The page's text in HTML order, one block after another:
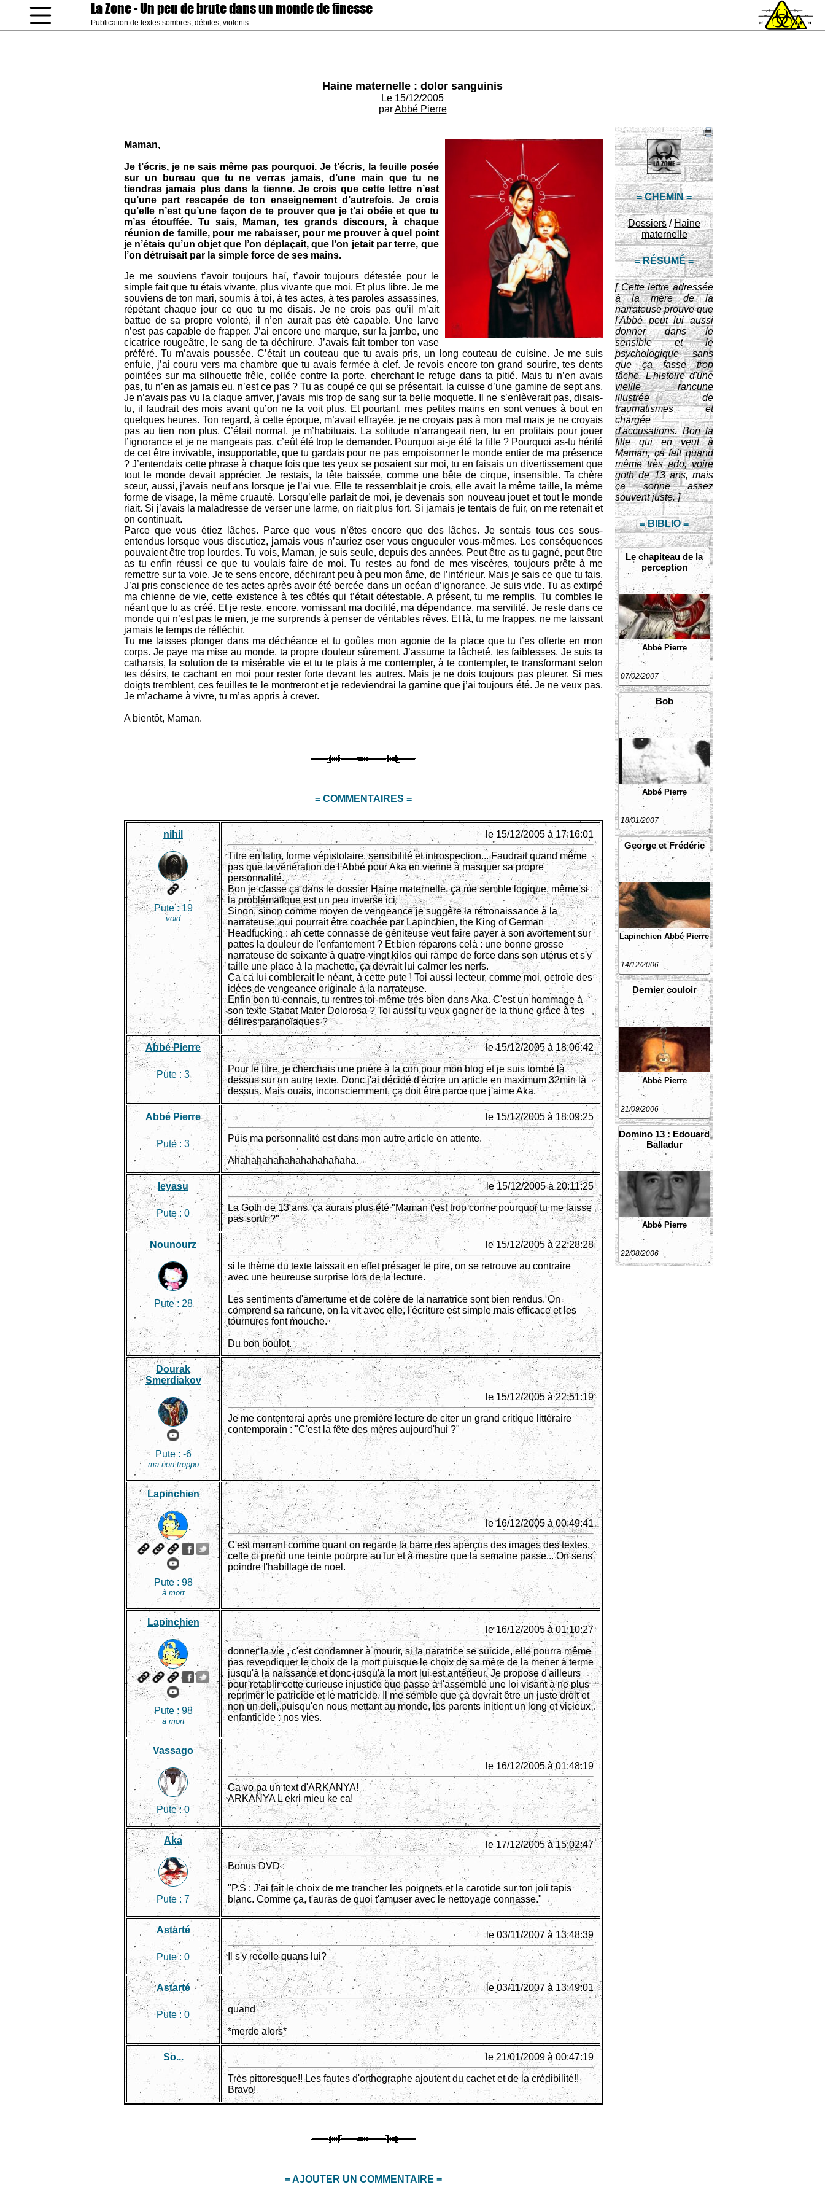
La Zone- Un peu de brute dans un monde de finesse
Publication de textes sombres, débiles, violents.
Haine maternelle : dolor sanguinis
Le 15/12/2005
parAbbé Pierre
= CHEMIN =
Dossiers /Haine
maternelle
= RÉSUMÉ =
[ Cette lettre adressée
à la mère de la
narrateuse prouve que
l'Abbé peut lui aussi
donner dans le
sensible et le
psychologique sans
que ça fasse trop
tâche. L'histoire d'une
vieille rancune
illustrée de
traumatismes et
chargée
d'accusations. Bon la
fille qui en veut à
Maman, ça fait quand
même très ado, voire
goth de 13 ans, mais
ça sonne assez
souvent juste. ]
= BIBLIO =
Le chapiteau de la
perception
Abbé Pierre
07/02/2007
Bob
Abbé Pierre
18/01/2007
George et Frédéric
Lapinchien Abbé Pierre
14/12/2006
Dernier couloir
Abbé Pierre
21/09/2006
Domino 13 : Edouard
Balladur
Abbé Pierre
22/08/2006
Maman,
Je t’écris, je ne sais même pas pourquoi. Je t’écris, la feuille posée
sur un bureau que tu ne verras jamais, d’une main que tu ne
tiendras jamais plus dans la tienne. Je crois que cette lettre n’est
qu’une part rescapée de ton enseignement d’autrefois. Je crois
qu’elle n’est qu’une façon de te prouver que je t’ai obéie et que tu
m’as étouffée. Tu sais, Maman, tes grands discours, à chaque
réunion de famille, pour me rabaisser, pour me prouver à quel point
je n’étais qu’un objet que l’on déplaçait, que l’on jetait par terre, que
l’on détruisait par la simple force de ses mains.
Je me souviens t’avoir toujours haï, t’avoir toujours détestée pour le
simple fait que tu étais vivante, plus vivante que moi. Et plus libre. Je me
souviens de ton mari, soumis à toi, à tes actes, à tes paroles assassines,
répétant chaque jour ce que tu me disais. Je ne crois pas qu’il m’ait
battue de sa propre volonté, il n’en aurait pas été capable. Une larve
n’est pas capable de frapper. J’ai encore une marque, sur la jambe, une
cicatrice rougeâtre, le sang de ta déchirure. J’avais fait tomber ton vase
préféré. Tu m’avais poussée. C’était un couteau que tu avais pris, un long couteau de cuisine. Je me suis
enfuie, j’ai couru vers ma chambre que tu avais fermée à clef. Je revois encore ton grand sourire, tes dents
pointées sur ma silhouette frêle, collée contre la porte, cherchant le refuge dans ta pitié. Mais tu n’en avais
pas, tu n’en as jamais eu, n’est ce pas ? Tu as coupé ce qui se présentait, la cuisse d’une gamine de sept ans.
Je n’avais pas vu la claque arriver, j’avais mis trop de sang sur ta belle moquette. Il ne s’enlèverait pas, disais-
tu, il faudrait des mois avant qu’on ne la voit plus. Et pourtant, mes petites mains en sont venues à bout en
quelques heures. Ton regard, à cette époque, m’avait effrayée, je ne croyais pas à mon mal mais je ne croyais
pas au tien non plus. C’était normal, je m’habituais. La solitude n’arrangeait rien, tu en profitais pour jouer
l’ignorance et je ne mangeais pas, c’eût été trop te demander. Pourquoi ai-je été ta fille ? Pourquoi as-tu hérité
de cet être invivable, insupportable, que tu gardais pour ne pas empoisonner le monde entier de ma présence
? J’entendais cette phrase à chaque fois que tes yeux se posaient sur moi, tu en faisais un divertissement que
tout le monde devait apprécier. Je restais, la tête baissée, comme une bête de cirque, insensible. Ta chère
sœur, aussi, j’avais neuf ans lorsque je l’ai vue. Elle te ressemblait je crois, elle avait la même taille, la même
forme de visage, la même cruauté. Lorsqu’elle parlait de moi, je devenais son nouveau jouet et tout le monde
riait. Si j’avais la maladresse de verser une larme, on riait plus fort. Si jamais je tentais de fuir, on me retenait et
on continuait.
Parce que vous étiez lâches. Parce que vous n’êtes encore que des lâches. Je sentais tous ces sous-
entendus lorsque vous discutiez, jamais vous n’auriez oser vous engueuler vous-mêmes. Les conséquences
pouvaient être trop lourdes. Tu vois, Maman, je suis seule, depuis des années. Peut être as tu gagné, peut être
as tu enfin réussi ce que tu voulais faire de moi. Tu restes au fond de mes viscères, toujours prête à me
remettre sur ta voie. Je te sens encore, déchirant peu à peu mon âme, de l’intérieur. Mais je sais ce que tu fais.
J’ai pris conscience de tes actes après avoir été bercée dans un océan d’ignorance. Je suis vide. Tu as extirpé
ma chienne de vie, cette existence à tes côtés qui t’était détestable. A présent, tu me remplis. Tu combles le
néant que tu as créé. Et je reste, encore, vomissant ma docilité, ma dépendance, ma servilité. Je reste dans ce
monde qui n’est pas le mien, je me surprends à penser de véritables rêves. Et là, tu me frappes, ne me laissant
jamais le temps de réfléchir.
Tu me laisses plonger dans ma déchéance et tu goûtes mon agonie de la place que tu t’es offerte en mon
corps. Je paye ma mise au monde, ta propre douleur sûrement. J’assume ta lâcheté, tes faiblesses. Je suis ta
catharsis, la solution de ta misérable vie et tu te plais à me contempler, à te contempler, te transformant selon
tes désirs, te cachant en moi pour rester forte devant les autres. Mais je ne dois toujours pas pleurer. Si mes
doigts tremblent, ces feuilles te le montreront et je redeviendrai la gamine que j’ai toujours été. Je ne veux pas.
Je m’acharne à vivre, tu m’as appris à crever.
A bientôt, Maman.
= COMMENTAIRES =
nihil
Pute :19
void
le 15/12/2005 à 17:16:01
Titre en latin, forme vépistolaire, sensibilité et introspection... Faudrait quand même
pas que la vénération de l'Abbé pour Aka en vienne à masquer sa propre
personnalité.
Bon je classe ça dans le dossier Haine maternelle, ça me semble logique, même si
la problématique est un peu inverse ici.
Sinon, sinon comme moyen de vengeance je suggère la rétronaissance à la
narrateuse, qui pourrait être coachée par Lapinchien, the King of German
Headfucking : ah cette connasse de géniteuse veut faire payer à son avortement sur
pattes la douleur de l'enfantement ? Et bien réparons celà : une bonne grosse
narrateuse de soixante à quatre-vingt kilos qui rampe de force dans son utérus et s'y
taille une place à la machette, ça devrait lui calmer les nerfs.
Ca ca lui comblerait le néant, à cette pute ! Toi aussi lecteur, comme moi, octroie des
idées de vengeance originale à la narrateuse.
Enfin bon tu connais, tu rentres toi-même très bien dans Aka. C'est un hommage à
son texte Stabat Mater Dolorosa ? Toi aussi tu veux gagner de la thune grâce à tes
délires paranoïaques ?
Abbé Pierre
Pute : 3
le 15/12/2005 à 18:06:42
Pour le titre, je cherchais une prière à la con pour mon blog et je suis tombé là
dessus sur un autre texte. Donc j'ai décidé d'écrire un article en maximum 32min là
dessus. Mais ouais, inconsciemment, ça doit être parce que j'aime Aka.
Abbé Pierre
Pute : 3
le 15/12/2005 à 18:09:25
Puis ma personnalité est dans mon autre article en attente.
Ahahahahahahahahahahaha.
Ieyasu
Pute : 0
le 15/12/2005 à 20:11:25
La Goth de 13 ans, ça aurais plus été "Maman t'est trop conne pourquoi tu me laisse
pas sortir ?"
Nounourz
Pute : 28
le 15/12/2005 à 22:28:28
si le thème du texte laissait en effet présager le pire, on se retrouve au contraire
avec une heureuse surprise lors de la lecture.
Les sentiments d'amertume et de colère de la narratrice sont bien rendus. On
comprend sa rancune, on la vit avec elle, l'écriture est simple mais efficace et les
tournures font mouche.
Du bon boulot.
Dourak
Smerdiakov
Pute : -6
ma non troppo
le 15/12/2005 à 22:51:19
Je me contenterai après une première lecture de citer un grand critique littéraire
contemporain : "C'est la fête des mères aujourd'hui ?"
Lapinchien
Pute : 98
à mort
le 16/12/2005 à 00:49:41
C'est marrant comme quant on regarde la barre des aperçus des images des textes,
celle ci prend une teinte pourpre au fur et à mesure que la semaine passe... On sens
poindre l'habillage de noel.
Lapinchien
Pute : 98
à mort
le 16/12/2005 à 01:10:27
donner la vie , c'est condamner à mourir, si la naratrice se suicide, elle pourra même
pas revendiquer le choix de la mort puisque le choix de sa mère de la mener à terme
jusqu'à la naissance et donc jusqu'à la mort lui est antérieur. Je propose d'ailleurs
pour retablir cette curieuse injustice que passe à l'assemblé une loi visant à ne plus
reprimer le patricide et le matricide. Il me semble que çà devrait être un juste droit et
non un deli, puisqu'en nous mettant au monde, les parents initient un long et vicieux
enfanticide : nos vies.
Vassago
Pute :0
le 16/12/2005 à 01:48:19
Ca vo pa un text d'ARKANYA!
ARKANYA L ekri mieu ke ca!
Aka
Pute : 7
le 17/12/2005 à 15:02:47
Bonus DVD :
"P.S : J'ai fait le choix de me trancher les poignets et la carotide sur ton joli tapis
blanc. Comme ça, t'auras de quoi t'amuser avec le nettoyage connasse."
Astarté
Pute : 0
le 03/11/2007 à 13:48:39
Il s'y recolle quans lui?
Astarté
Pute : 0
le 03/11/2007 à 13:49:01
quand
*merde alors*
So... le 21/01/2009 à 00:47:19
Très pittoresque!! Les fautes d'orthographe ajoutent du cachet et de la crédibilité!!
Bravo!
= AJOUTER UN COMMENTAIRE =